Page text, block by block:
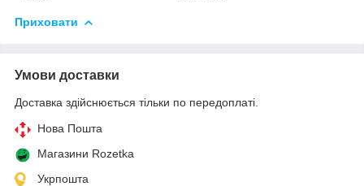
Приховати
Умови доставки
Доставка здійснюється тільки по передоплаті.
Нова Пошта
Магазини Rozetka
Укрпошта